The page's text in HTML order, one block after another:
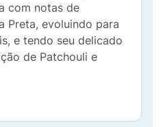
com notas de
Preta, evoluindo para
e tendo seu delicado
de Patchouli e